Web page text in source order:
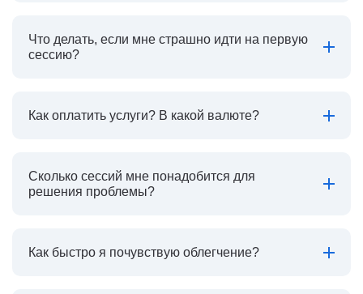
Что делать, если мне страшно идти на первую
сессию?
Как оплатить услуги? В какой валюте?
Сколько сессий мне понадобится для
решения проблемы?
Как быстро я почувствую облегчение?